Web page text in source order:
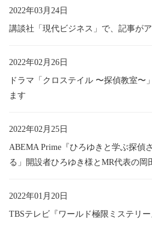
2022年03月24日
講談社「現代ビジネス」で、記事が
2022年02月26日
ドラマ「クロステイル 〜探偵教室〜
ます
2022年02月25日
ABEMA Prime『ひろゆきと学ぶ探偵
る」開設者ひろゆき様とMR代表の岡
2022年01月20日
TBSテレビ『ワールド極限ミステリ